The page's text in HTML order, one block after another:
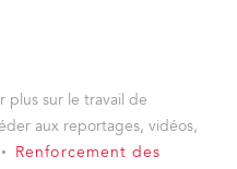
plus sur le travail de
aux reportages, vidéos,
Renforcement des